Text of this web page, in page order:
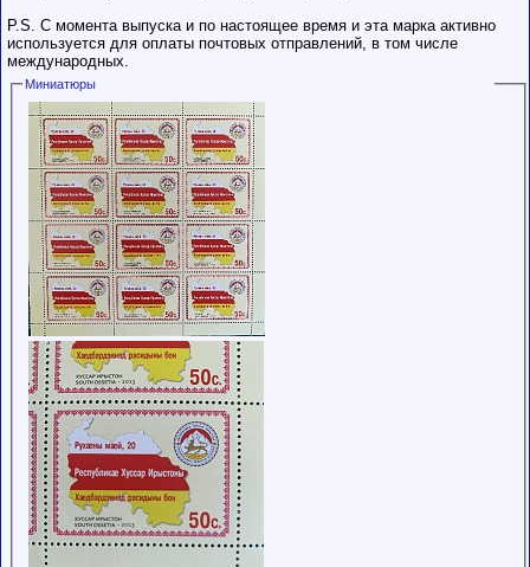
P.S. С момента выпуска и по настоящее время и эта марка активно
используется для оплаты почтовых отправлений, в том числе
международных.
Миниатюры